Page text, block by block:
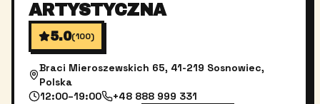
ARTYSTYCZNA
5.0(100)
Braci Mieroszewskich 65, 41-219 Sosnowiec,
Polska
12:00–19:00
+48 888 999 331